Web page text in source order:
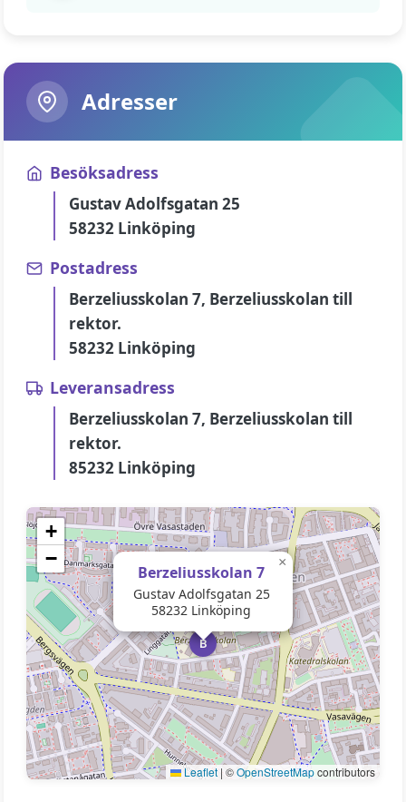
Adresser
Besöksadress
Gustav Adolfsgatan 25
58232 Linköping
Postadress
Berzeliusskolan 7, Berzeliusskolan till
rektor.
58232 Linköping
Leveransadress
Berzeliusskolan 7, Berzeliusskolan till
rektor.
85232 Linköping
B
Berzeliusskolan 7
Gustav Adolfsgatan 25
58232 Linköping
×
+
−
Leaflet | ©OpenStreetMapcontributors